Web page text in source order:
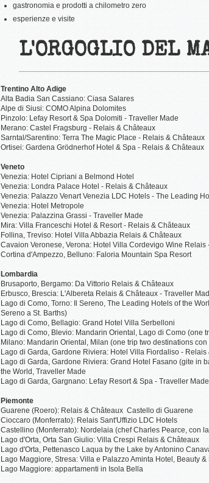
gastronomia e prodotti a chilometro zero
esperienze e visite
L'ORGOGLIO DEL
Trentino Alto Adige
Alta Badia San Cassiano: Ciasa Salares
Alpe di Siusi: COMO Alpina Dolomites
Pinzolo: Lefay Resort & Spa Dolomiti - Traveller Made
Merano: Castel Fragsburg - Relais & Châteaux
Sarntal/Sarentino: Terra The Magic Place - Relais & Châteaux
Ortisei: Gardena Grödnerhof Hotel & Spa - Relais & Châteaux
Veneto
Venezia: Hotel Cipriani a Belmond Hotel
Venezia: Londra Palace Hotel - Relais & Châteaux
Venezia: Palazzo Venart Venezia LDC Hotels - The Leading
Venezia: Hotel Metropole
Venezia: Palazzina Grassi - Traveller Made
Mira: Villa Franceschi Hotel & Resort - Relais & Châteaux
Follina, Treviso: Hotel Villa Abbazia Relais & Châteaux
Cavaion Veronese, Verona: Hotel Villa Cordevigo Wine Relais
Cortina d'Ampezzo, Belluno: Faloria Mountain Spa Resort
Lombardia
Brusaporto, Bergamo: Da Vittorio Relais & Châteaux
Erbusco, Brescia: L'Albereta Relais & Châteaux - Traveller
Lago di Como, Torno: Il Sereno, The Leading Hotels of the
Sereno a St. Barths)
Lago di Como, Bellagio: Grand Hotel Villa Serbelloni
Lago di Como, Blevio: Mandarin Oriental, Lago di Como (one
Milano: Mandarin Oriental, Milan (one trip two destinations
Lago di Garda, Gardone Riviera: Hotel Villa Fiordaliso - Relais
Lago di Garda, Gardone Riviera: Grand Hotel Fasano (gite in
the World, Traveller Made
Lago di Garda, Gargnano: Lefay Resort & Spa - Traveller Made
Piemonte
Guarene (Roero): Relais & Châteaux Castello di Guarene
Cioccaro (Monferrato): Relais Sant'Uffizio LDC Hotels
Castellino (Monferrato): Nordelaia (chef Charles Pearce, con
Lago d'Orta, Orta San Giulio: Villa Crespi Relais & Châteaux
Lago d'Orta, Pettenasco Laqua by the Lake by Antonino
Lago Maggiore, Stresa: Villa e Palazzo Aminta Hotel, Beauty &
Lago Maggiore: appartamenti in Isola Bella